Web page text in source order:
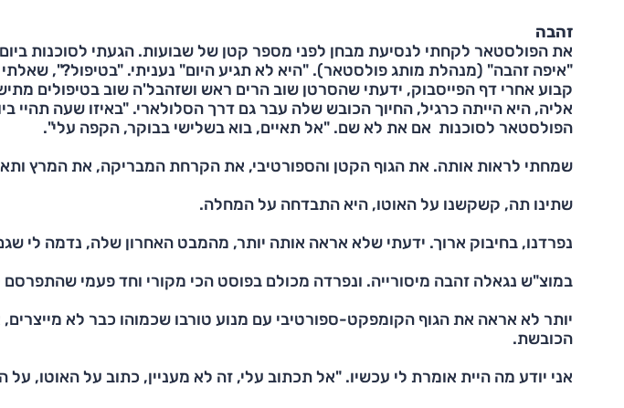
זהבה
את הפולסטאר לקחתי לנסיעת מבחן לפני מספר קטן של שבועות. הגעתי לסוכנות
"איפה זהבה" (מנהלת מותג פולסטאר). "היא לא תגיע היום" נעניתי. "בטיפול?", שאלתי
קבוע אחרי דף הפייסבוק, ידעתי שהסרטן שוב הרים ראש ושזהבל'ה שוב בטיפולים
אליה, היא הייתה כרגיל, החיוך הכובש שלה עבר גם דרך הסלולארי. "באיזו שעה תהיי
הפולסטאר לסוכנות אם את לא שם. "אל תאיים, בוא בשלישי בבוקר, הקפה עלי".
שמחתי לראות אותה. את הגוף הקטן והספורטיבי, את הקרחת המבריקה, את המרץ
שתינו תה, קשקשנו על האוטו, היא התבדחה על המחלה.
נפרדנו, בחיבוק ארוך. ידעתי שלא אראה אותה יותר, מהמבט האחרון שלה, נדמה לי
במוצ"ש נגאלה זהבה מיסורייה. ונפרדה מכולם בפוסט הכי מקורי וחד פעמי
יותר לא אראה את הגוף הקומפקט-ספורטיבי עם מנוע טורבו שכמוהו כבר לא
הכובשת.
אני יודע מה היית אומרת לי עכשיו. "אל תכתוב עלי, זה לא מעניין, כתוב על האוטו,